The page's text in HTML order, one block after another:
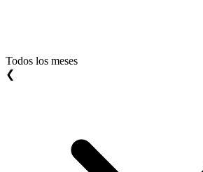
Todos los meses
❮